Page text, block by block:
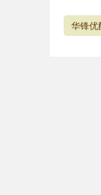
华锋优